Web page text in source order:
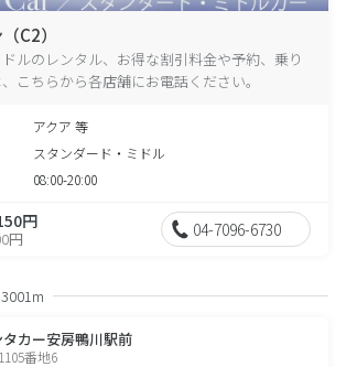
C2）
ルのレンタル、お得な割引料金や予約、乗り
こちらから各店舗にお電話ください。
アクア 等
スタンダード・ミドル
08:00-20:00
円
円 04-7096-6730
3001m
タカー安房鴨川駅前
番地6